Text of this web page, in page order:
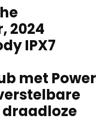
2024
IPX7
met Power